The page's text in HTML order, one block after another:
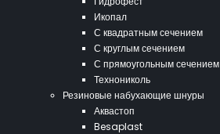
Икопал
С квадратным сечением
С круглым сечением
С прямоугольным сечением
Технониколь
Резиновые набухающие шнуры
Аквастоп
Besaplast